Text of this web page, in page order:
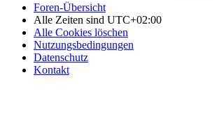
Foren-Übersicht
Alle Zeiten sind UTC+02:00
Alle Cookies löschen
Nutzungsbedingungen
Datenschutz
Kontakt